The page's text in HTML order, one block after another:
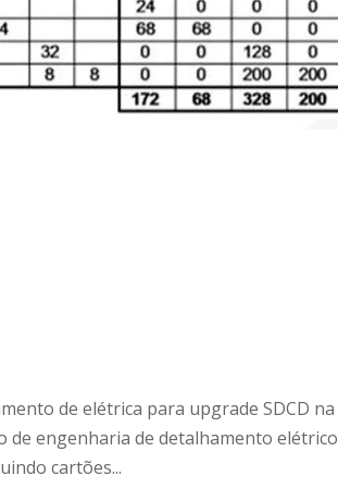
de elétrica para upgrade SDCD na
de engenharia de detalhamento elétrico
cartões...